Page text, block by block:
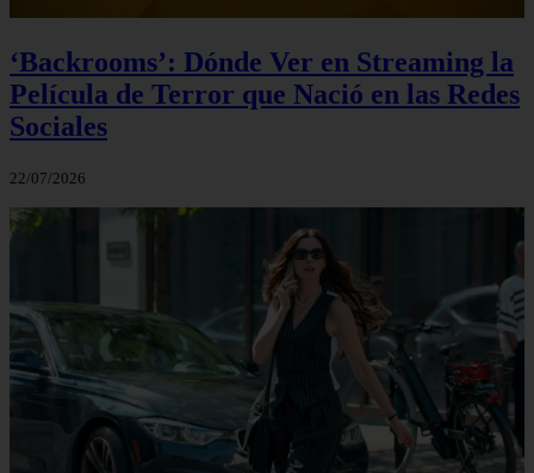
‘Backrooms’: Dónde Ver en Streaming la
Película de Terror que Nació en las Redes
Sociales
22/07/2026